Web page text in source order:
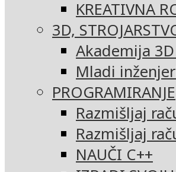
KREATIVNA
3D,
Akademija
Mladi
PROGRAMIRANJE
Razmišljaj
Razmišljaj
NAUČI C++